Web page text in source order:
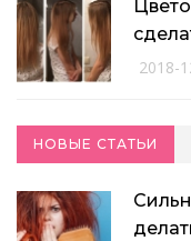
2018-
НОВЫЕ СТАТЬИ